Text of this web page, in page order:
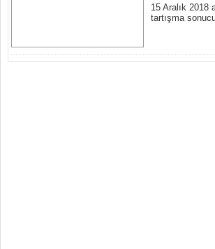
15 Aralık 2018
tartışma